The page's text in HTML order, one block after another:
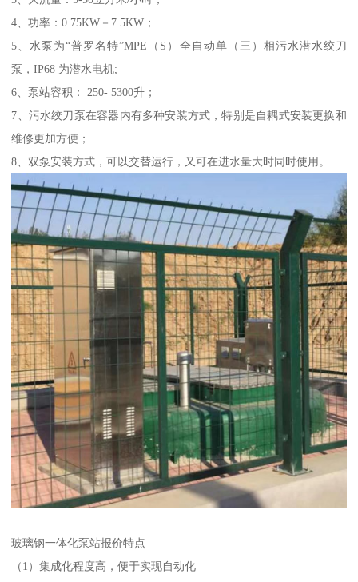
4、功率：0.75KW－7.5KW；
5、水泵为“普罗名特”MPE（S）全自动单（三）相污水潜水绞刀
泵，IP68 为潜水电机;
6、泵站容积： 250- 5300升；
7、污水绞刀泵在容器内有多种安装方式，特别是自耦式安装更换和
维修更加方便；
8、双泵安装方式，可以交替运行，又可在进水量大时同时使用。
玻璃钢一体化泵站报价特点
（1）集成化程度高，便于实现自动化